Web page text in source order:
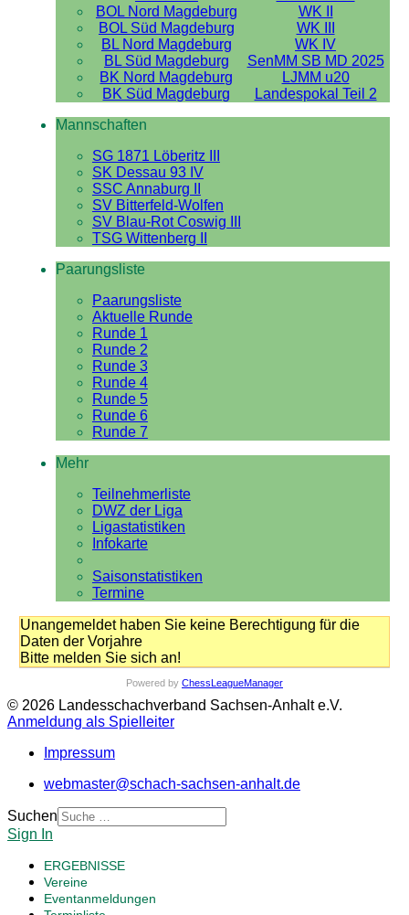
BOL Nord Magdeburg
WK II
BOL Süd Magdeburg
WK III
BL Nord Magdeburg
WK IV
BL Süd Magdeburg
SenMM SB MD 2025
BK Nord Magdeburg
LJMM u20
BK Süd Magdeburg
Landespokal Teil 2
Mannschaften
SG 1871 Löberitz III
SK Dessau 93 IV
SSC Annaburg II
SV Bitterfeld-Wolfen
SV Blau-Rot Coswig III
TSG Wittenberg II
Paarungsliste
Paarungsliste
Aktuelle Runde
Runde 1
Runde 2
Runde 3
Runde 4
Runde 5
Runde 6
Runde 7
Mehr
Teilnehmerliste
DWZ der Liga
Ligastatistiken
Infokarte
Saisonstatistiken
Termine
Unangemeldet haben Sie keine Berechtigung für die
Daten der Vorjahre
Bitte melden Sie sich an!
Powered by ChessLeagueManager
© 2026 Landesschachverband Sachsen-Anhalt e.V.
Anmeldung als Spielleiter
Impressum
webmaster@schach-sachsen-anhalt.de
Suchen
Sign In
ERGEBNISSE
Vereine
Eventanmeldungen